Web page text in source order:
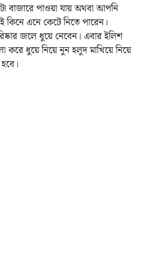
বাজারে পাওয়া যায় অথবা আপনি
কিনে এনে কেটে নিতে পারেন।
জলে ধুয়ে নেবেন। এবার ইলিশ
করে ধুয়ে নিয়ে নুন হলুদ মাখিয়ে নিয়ে